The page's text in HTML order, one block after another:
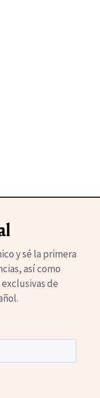
y sé la primera
así como
de